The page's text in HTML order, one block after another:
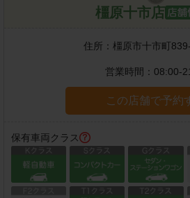
橿原十市店
住所： 橿原市十市町
営業時間： 08:00-
この店舗で予約
保有車両クラス